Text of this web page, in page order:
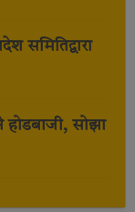
समितिद्वारा
होडबाजी, सोझा